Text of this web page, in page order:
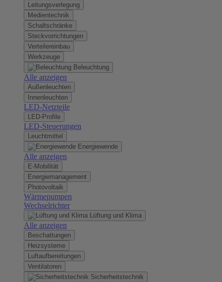
Leitungsverlegung
Medientechnik
Schaltschränke
Steckvorrichtungen
Verteilereinbau
Werkzeuge
Beleuchtung
Alle anzeigen
Außenleuchten
Innenleuchten
LED-Netzteile
LED-Profile
LED-Steuerungen
Leuchtmittel
Energiewende
Alle anzeigen
E-Mobilität
Energiemanagement
Photovoltaik
Wärmepumpen
Wechselrichter
Lüftung und Klima
Alle anzeigen
Beschattungen
Heizsysteme
Luftaufbereitungen
Ventilatoren
Sicherheitstechnik